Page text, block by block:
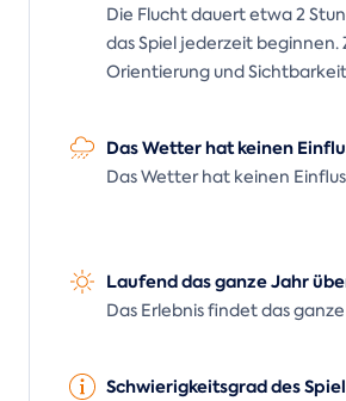
Die Flucht dauert etwa 2
das Spiel jederzeit beginnen.
Orientierung und Sichtbarkeit
Das Wetter hat keinen
Das Wetter hat keinen
Laufend das ganze Jahr
Das Erlebnis findet das
Schwierigkeitsgrad des